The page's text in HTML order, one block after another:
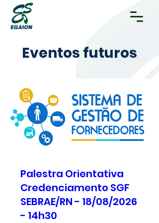
Eventos futuros
Palestra Orientativa
Credenciamento SGF
SEBRAE/RN - 18/08/2026
- 14h30